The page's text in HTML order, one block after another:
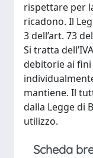
rispettare per
ricadono. Il
3 dell’art. 73
Si tratta
debitorie ai fini
mantiene. Il
dalla Legge di
utilizzo.
Scheda